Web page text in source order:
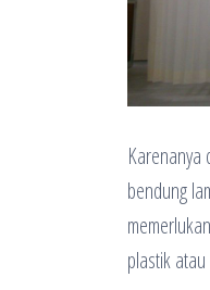
bendung
plastik